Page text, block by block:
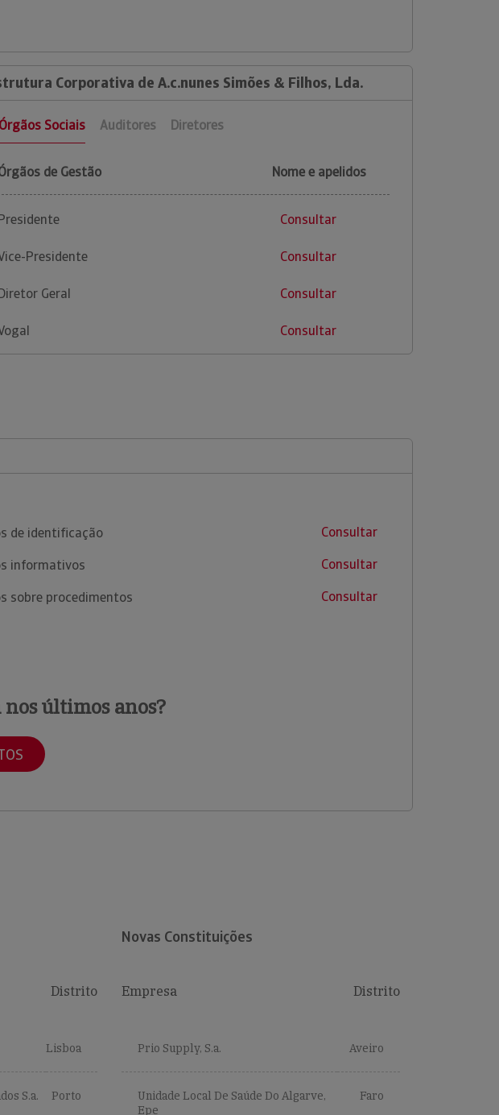
Corporativa de A.c.nunes Simões & Filhos, Lda.
Órgãos Sociais Auditores Diretores
de Gestão Nome e apelidos
Consultar
Presidente Consultar
Geral Consultar
Consultar
de identificação
Consultar
informativos
Consultar
sobre procedimentos
Consultar
nos últimos anos?
Distrito
Lisboa
S.a. Porto
Novas Constituições
Empresa Distrito
Prio Supply, S.a. Aveiro
Unidade Local De Saúde Do Algarve,
Epe
Faro